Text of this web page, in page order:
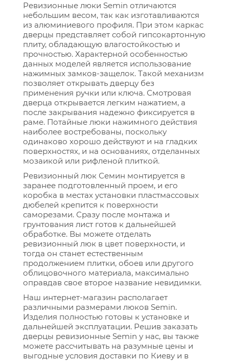
Ревизионные люки Semin отличаются
небольшим весом, так как изготавливаются
из алюминиевого профиля. При этом каркас
дверцы представляет собой гипсокартонную
плиту, обладающую влагостойкостью и
прочностью. Характерной особенностью
данных моделей является использование
нажимных замков-защелок. Такой механизм
позволяет открывать дверцу без
применения ручки или ключа. Смотровая
дверца открывается легким нажатием, а
после закрывания надежно фиксируется в
раме. Потайные люки нажимного действия
наиболее востребованы, поскольку
одинаково хорошо действуют и на гладких
поверхностях, и на основаниях, отделанных
мозаикой или рифленой плиткой.
Ревизионный люк Семин монтируется в
заранее подготовленный проем, и его
коробка в местах установки пластмассовых
дюбелей крепится к поверхности
саморезами. Сразу после монтажа и
грунтования лист готов к дальнейшей
обработке. Вы можете отделать
ревизионный люк в цвет поверхности, и
тогда он станет естественным
продолжением плитки, обоев или другого
облицовочного материала, максимально
оправдав свое второе название невидимки.
Наш интернет-магазин располагает
различными размерами люков Semin.
Изделия полностью готовы к установке и
дальнейшей эксплуатации. Решив заказать
дверцы ревизионные Semin у нас, вы также
можете рассчитывать на разумные цены и
выгодные условия доставки по Киеву и в